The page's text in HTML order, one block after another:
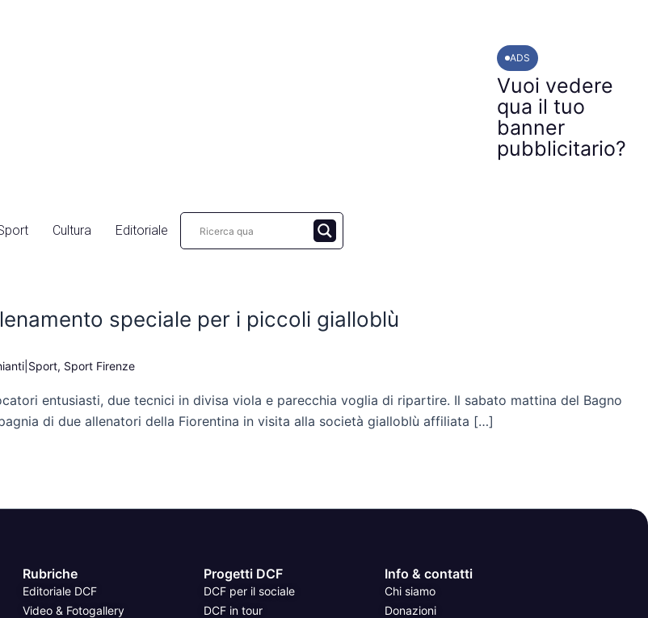
ADS
Vuoi vedere
qua il tuo
banner
pubblicitario?
Cultura Editoriale
speciale per i piccoli gialloblù
, Sport Firenze
entusiasti, due tecnici in divisa viola e parecchia voglia di ripartire. Il sabato mattina del Bagno
di due allenatori della Fiorentina in visita alla società gialloblù affiliata […]
Rubriche
Editoriale DCF
Video & Fotogallery
Progetti DCF
DCF per il sociale
DCF in tour
Info & contatti
Chi siamo
Donazioni